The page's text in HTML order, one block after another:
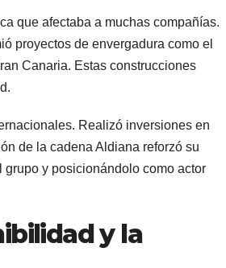
que afectaba a muchas compañías.
proyectos de envergadura como el
Canaria. Estas construcciones
Realizó inversiones en
de la cadena Aldiana reforzó su
grupo y posicionándolo como actor
y la